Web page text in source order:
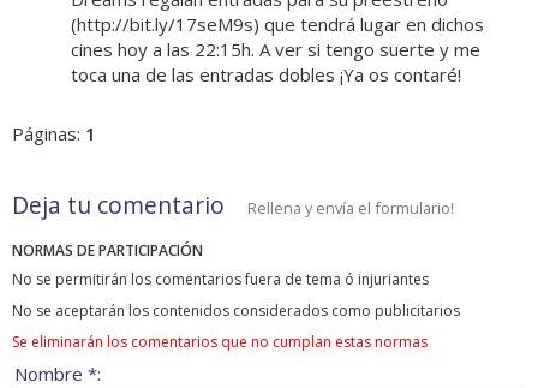
(http://bit.ly/17seM9s) que tendrá lugar en dichos
cines hoy a las 22:15h. A ver si tengo suerte y me
toca una de las entradas dobles ¡Ya os contaré!
Páginas: 1
Deja tu comentario Rellena y envía el formulario!
NORMAS DE PARTICIPACIÓN
No se permitirán los comentarios fuera de tema ó injuriantes
No se aceptarán los contenidos considerados como publicitarios
Se eliminarán los comentarios que no cumplan estas normas
Nombre *: